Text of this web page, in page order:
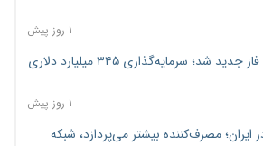
۱ روز پیش
جنگ کریدورها وارد فاز جدید شد؛ سرمایه‌گذاری ۳۴۵ میلیارد دلاری
۱ روز پیش
ایران؛ مصرف‌کننده بیشتر می‌پردازد، شبکه